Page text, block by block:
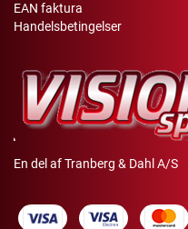
EAN faktura
Handelsbetingelser
En del af Tranberg & Dahl A/S